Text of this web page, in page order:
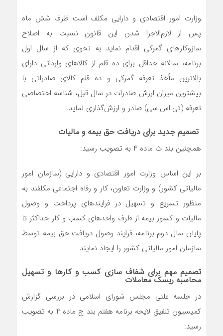
وزارت امور اقتصادی و دارایی مکلف است ظرف شش ماه
پس از لازم‌الاجرا شدن این قانون نسبت به اصلاح
سازوکارهای گمرکی اقدام نماید به نحوی که از سال اول
برنامه، سالانه حداقل برای ده قلم از کالاهای وارداتی دارای
بالاترین مأخذ تعرفه گمرکی و ده قلم کالای صادراتی با
بیشترین میزان ارزش صادرات در سال قبل، شناسه اختصاصی
تعرفه (تی.اس.سی) صادر و ارزش‌گذاری نماید.
تصمیم جدید برای دریافت حق بیمه و مالیات
همچنین بند ث ماده ۴ به تصویب رسید:
بر این اساس وزارت امور اقتصادی و دارایی (سازمان امور
مالیاتی کشور) و وزارت تعاون، کار و رفاه اجتماعی مکلفند به
منظور تسریع و تسهیل در فرایندهای پرداخت و وصول
مالیات و کسور بیمه از طرف واحدهای کسب و کار حداکثر تا
پایان سال دوم برنامه، فرایند وصول دریافت حق بیمه توسط
سازمان امور مالیاتی کشور را ایجاد نمایند.
تصمیم مهم برای شفاف سازی کسب و کارها و تسهیل
محاسبه ریسک معاملات
در جلسه علنی مجلس شورای اسلامی در بررسی گزارش
کمیسیون تلفیق لایحه برنامه هفتم بند ج ماده ۴ به تصویب
رسید: